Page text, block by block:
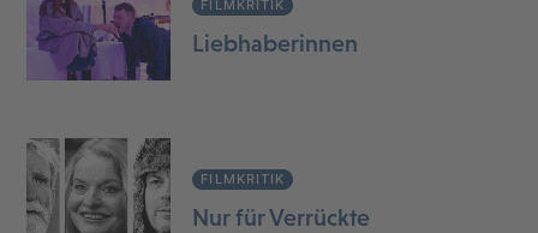
FILMKRITIK
Liebhaberinnen
FILMKRITIK
Nur für Verrückte